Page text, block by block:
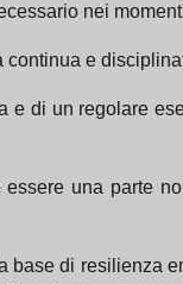
nei
continua e
e di un regolare
una parte
base di resilienza